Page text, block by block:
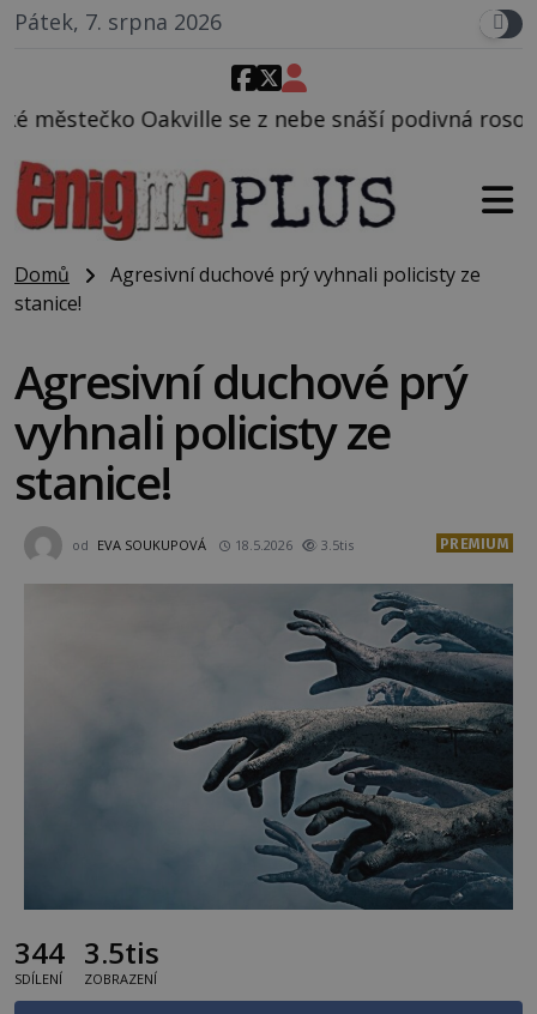
Pátek, 7. srpna 2026
z nebe snáší podivná rosolovitá látka neznámého
Domů
Agresivní duchové prý vyhnali policisty ze
stanice!
Agresivní duchové prý
vyhnali policisty ze
stanice!
od EVA SOUKUPOVÁ 18.5.2026 3.5tis PREMIUM
344
SDÍLENÍ
3.5tis
ZOBRAZENÍ